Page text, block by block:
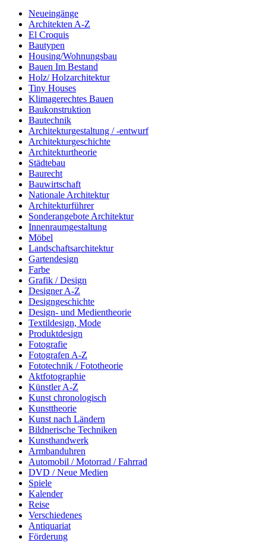
Neueingänge
Architekten A-Z
El Croquis
Bautypen
Housing/Wohnungsbau
Bauen Im Bestand
Holz/ Holzarchitektur
Tiny Houses
Klimagerechtes Bauen
Baukonstruktion
Bautechnik
Architekturgestaltung / -entwurf
Architekturgeschichte
Architekturtheorie
Städtebau
Baurecht
Bauwirtschaft
Nationale Architektur
Architekturführer
Sonderangebote Architektur
Innenraumgestaltung
Möbel
Landschaftsarchitektur
Gartendesign
Farbe
Grafik / Design
Designer A-Z
Designgeschichte
Design- und Medientheorie
Textildesign, Mode
Produktdesign
Fotografie
Fotografen A-Z
Fototechnik / Fototheorie
Aktfotographie
Künstler A-Z
Kunst chronologisch
Kunsttheorie
Kunst nach Ländern
Bildnerische Techniken
Kunsthandwerk
Armbanduhren
Automobil / Motorrad / Fahrrad
DVD / Neue Medien
Spiele
Kalender
Reise
Verschiedenes
Antiquariat
Förderung